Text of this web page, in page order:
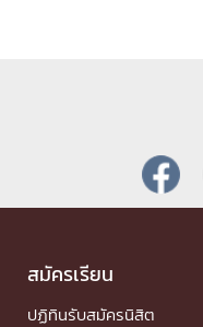
สมัครเรียน
ปฏิทินรับสมัครนิสิต